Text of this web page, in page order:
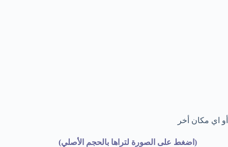
أو اي مكان أخر
(اضغط على الصورة لتراها بالحجم الأصلي)